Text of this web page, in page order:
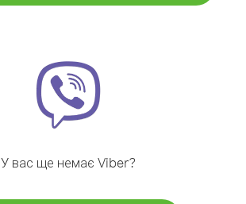
У вас ще немає Viber?